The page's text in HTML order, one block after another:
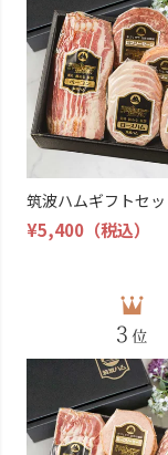
筑波ハムギフトセ
¥5,400 （税込）